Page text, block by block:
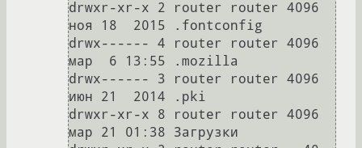
drwxr-xr-x 2 router router 4096
ноя 18  2015 .fontconfig
drwx------ 4 router router 4096
мар  6 13:55 .mozilla
drwx------ 3 router router 4096
июн 21  2014 .pki
drwxr-xr-x 8 router router 4096
мар 21 01:38 Загрузки